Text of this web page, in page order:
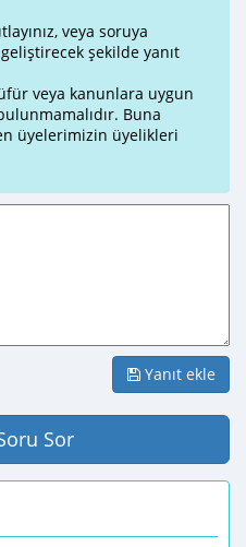
veya soruya
şekilde yanıt
veya kanunlara uygun
Buna
üyelerimizin üyelikleri
Yanıt ekle
Sor